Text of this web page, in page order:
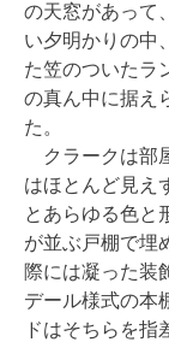
の天窓があって
い夕明かりの中
た笠のついたラ
の真ん中に据え
た。
クラークは部
はほとんど見え
とあらゆる色と
が並ぶ戸棚で埋
際には凝った装
デール様式の本
ドはそちらを指